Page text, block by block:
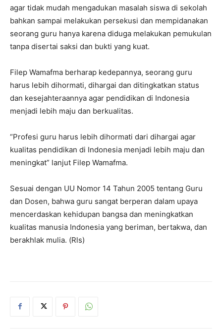
agar tidak mudah mengadukan masalah siswa di sekolah
bahkan sampai melakukan persekusi dan mempidanakan
seorang guru hanya karena diduga melakukan pemukulan
tanpa disertai saksi dan bukti yang kuat.
Filep Wamafma berharap kedepannya, seorang guru
harus lebih dihormati, dihargai dan ditingkatkan status
dan kesejahteraannya agar pendidikan di Indonesia
menjadi lebih maju dan berkualitas.
“Profesi guru harus lebih dihormati dari dihargai agar
kualitas pendidikan di Indonesia menjadi lebih maju dan
meningkat” lanjut Filep Wamafma.
Sesuai dengan UU Nomor 14 Tahun 2005 tentang Guru
dan Dosen, bahwa guru sangat berperan dalam upaya
mencerdaskan kehidupan bangsa dan meningkatkan
kualitas manusia Indonesia yang beriman, bertakwa, dan
berakhlak mulia. (Rls)